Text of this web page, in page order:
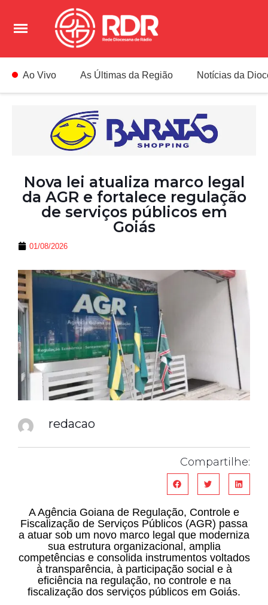
Ao Vivo As Últimas da Região Notícias da
Nova lei atualiza marco legal
da AGR e fortalece regulação
de serviços públicos em
Goiás
01/08/2026
redacao
Compartilhe:
A Agência Goiana de Regulação, Controle e
Fiscalização de Serviços Públicos (AGR) passa
a atuar sob um novo marco legal que moderniza
sua estrutura organizacional, amplia
competências e consolida instrumentos voltados
à transparência, à participação social e à
eficiência na regulação, no controle e na
fiscalização dos serviços públicos em Goiás.